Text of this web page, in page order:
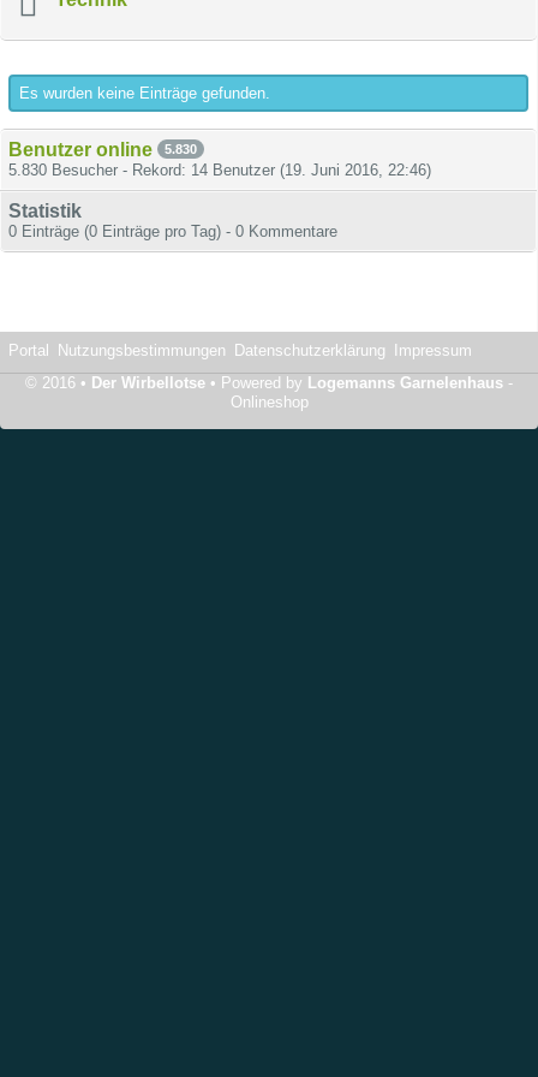
Es wurden keine Einträge gefunden.
Benutzer online 5.830
5.830 Besucher - Rekord: 14 Benutzer (19. Juni 2016, 22:46)
Statistik
0 Einträge (0 Einträge pro Tag) - 0 Kommentare
Portal Nutzungsbestimmungen Datenschutzerklärung
Impressum
© 2016 • Der Wirbellotse • Powered by Logemanns Garnelenhaus -
Onlineshop